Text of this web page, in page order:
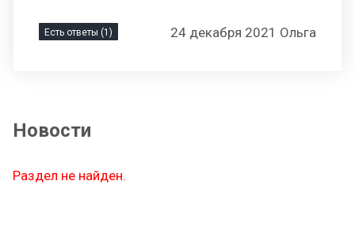
Есть ответы (1) 24 декабря 2021 Ольга
Новости
Раздел не найден.